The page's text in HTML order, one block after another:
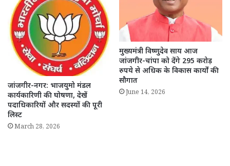
जांजगीर-नगर: भाजयुमो मंडल
कार्यकारिणी की घोषणा, देखें
पदाधिकारियों और सदस्यों की पूरी
लिस्ट
March 28, 2026
मुख्यमंत्री विष्णुदेव साय आज
जांजगीर-चांपा को देंगे 295 करोड़
रुपये से अधिक के विकास कार्यों की
सौगात
June 14, 2026